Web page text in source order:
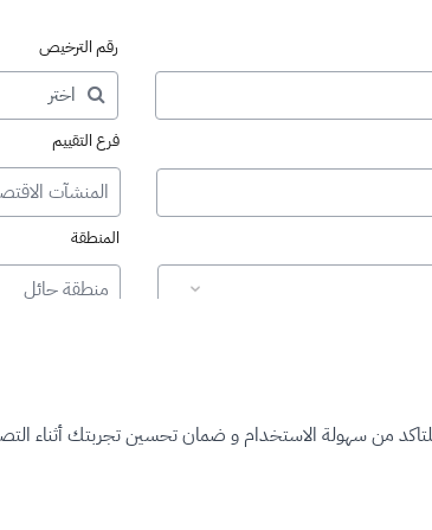
رقم الترخيص
فرع التقييم
المنشآت
المنطقة
منطقة حائل
من سهولة الاستخدام و ضمان تحسين تجربتك أثناء